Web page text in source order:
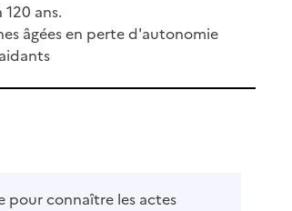
120 ans.
âgées en perte d'autonomie
pour connaître les actes